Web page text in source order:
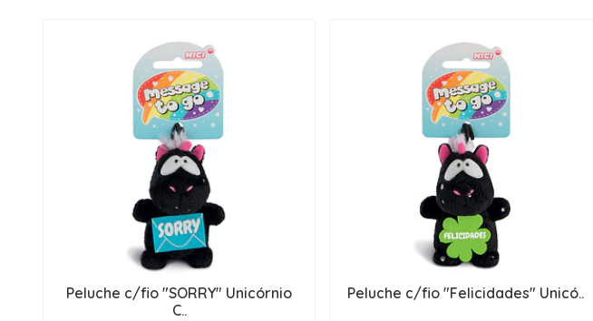
Peluche c/fio "SORRY" Unicórnio
C..
Peluche c/fio "Felicidades" Unicó..